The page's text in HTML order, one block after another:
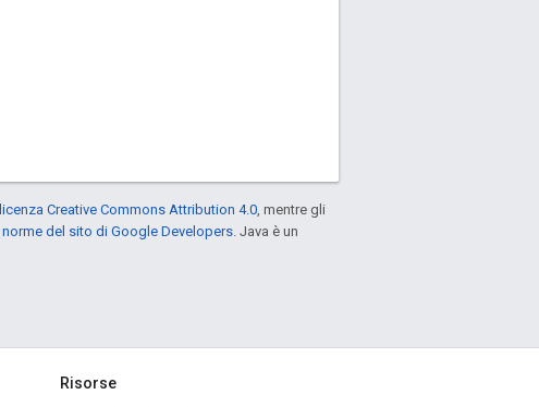
licenza Creative Commons Attribution 4.0, mentre gli
norme del sito di Google Developers. Java è un
Risorse